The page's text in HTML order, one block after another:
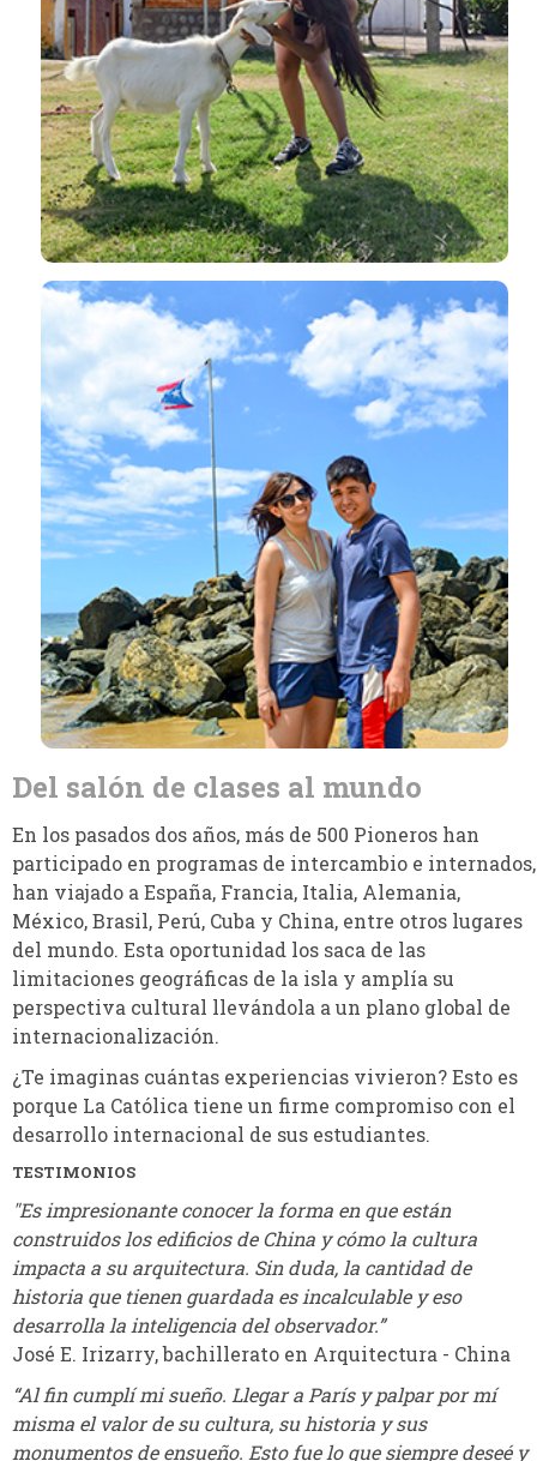
Cultura para todos
Desarrollamos profesionales de
calibre mundial
Del salón de clases al mundo
En los pasados dos años, más de 500 Pioneros han
participado en programas de intercambio e internados,
han viajado a España, Francia, Italia, Alemania,
México, Brasil, Perú, Cuba y China, entre otros lugares
del mundo. Esta oportunidad los saca de las
limitaciones geográficas de la isla y amplía su
perspectiva cultural llevándola a un plano global de
internacionalización.
¿Te imaginas cuántas experiencias vivieron? Esto es
porque La Católica tiene un firme compromiso con el
desarrollo internacional de sus estudiantes.
TESTIMONIOS
"Es impresionante conocer la forma en que están
construidos los edificios de China y cómo la cultura
impacta a su arquitectura. Sin duda, la cantidad de
historia que tienen guardada es incalculable y eso
desarrolla la inteligencia del observador.”
José E. Irizarry, bachillerato en Arquitectura - China
“Al fin cumplí mi sueño. Llegar a París y palpar por mí
misma el valor de su cultura, su historia y sus
monumentos de ensueño. Esto fue lo que siempre deseé y